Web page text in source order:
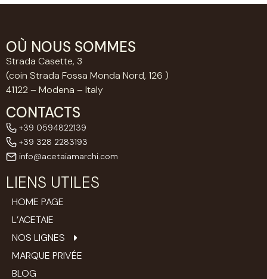
OÙ NOUS SOMMES
Strada Casette, 3
(coin Strada Fossa Monda Nord, 126 )
41122 – Modena – Italy
CONTACTS
+39 0594822139
+39 328 2283193
info@acetaiamarchi.com
LIENS UTILES
HOME PAGE
L’ACETAIE
NOS LIGNES
MARQUE PRIVÉE
BLOG